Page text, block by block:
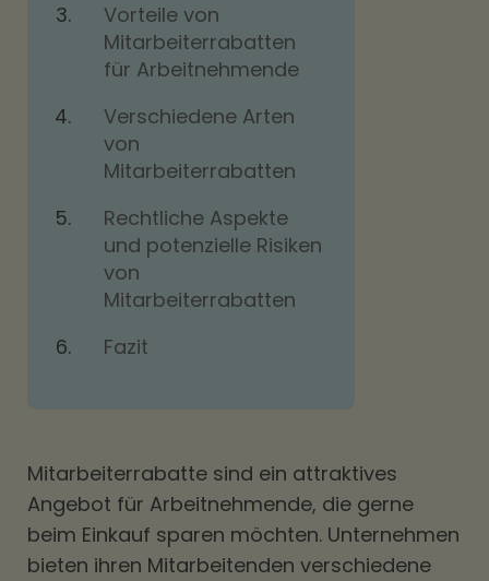
Vorteile von
Mitarbeiterrabatten
für Arbeitnehmende
Verschiedene Arten
von
Mitarbeiterrabatten
Rechtliche Aspekte
und potenzielle Risiken
von
Mitarbeiterrabatten
Fazit
Mitarbeiterrabatte sind ein attraktives
Angebot für Arbeitnehmende, die gerne
beim Einkauf sparen möchten. Unternehmen
bieten ihren Mitarbeitenden verschiedene